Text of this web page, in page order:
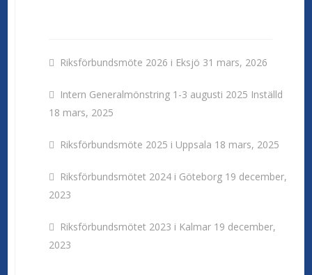
Riksförbundsmöte 2026 i Eksjö 31 mars, 2026
Intern Generalmönstring 1-3 augusti 2025 Inställd
18 mars, 2025
Riksförbundsmöte 2025 i Uppsala 18 mars, 2025
Riksförbundsmötet 2024 i Göteborg 19 december,
2023
Riksförbundsmötet 2023 i Kalmar 19 december,
2023